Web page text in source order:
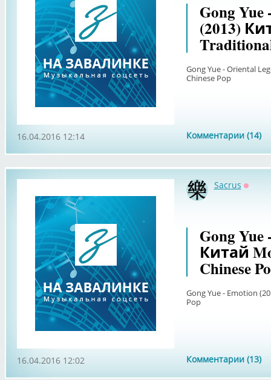
Gong
(2013)
Gong Yue - Oriental
Chinese Pop
Комментарии (14)
16.04.2016 12:14
Sacrus
Gong Yue
Китай
Chinese
Gong Yue - Emotion
Pop
Комментарии (13)
16.04.2016 12:02